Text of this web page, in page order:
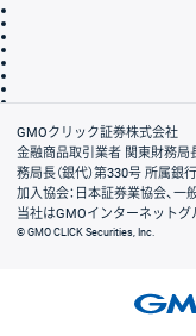
会社案内
GMOクリック証券株式会社
金融商品取引業者 関東財務局
務局長（銀代）第330号 所属銀
加入協会：日本証券業協会、
当社はGMOインターネットグ
© GMO CLICK Securities, Inc.